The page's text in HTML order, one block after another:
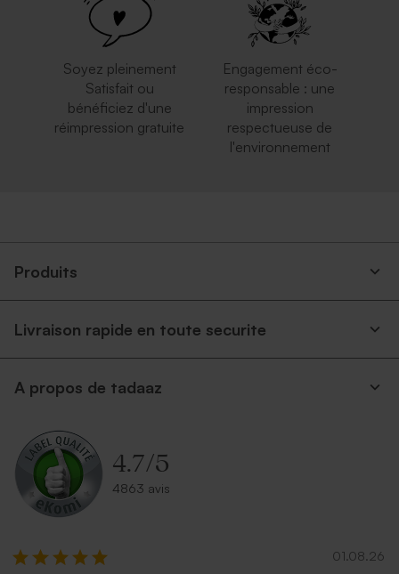
Jolie enveloppe blanche
Soyez pleinement
Satisfait ou
bénéficiez d'une
réimpression gratuite
Engagement éco-
responsable : une
impression
respectueuse de
l'environnement
Produits
Livraison rapide en toute securite
A propos de tadaaz
4.7/5
4863 avis
01.08.26